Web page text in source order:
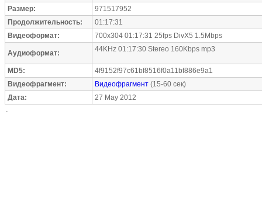
Размер:
971517952
Продолжительность:
01:17:31
Видеоформат:
700x304 01:17:31 25fps DivX5 1.5Mbps
Аудиоформат: 44KHz 01:17:30 Stereo 160Kbps mp3
MD5:
4f9152f97c61bf8516f0a11bf886e9a1
Видеофрагмент:
Видеофрагмент (15-60 сек)
Дата:
27 May 2012